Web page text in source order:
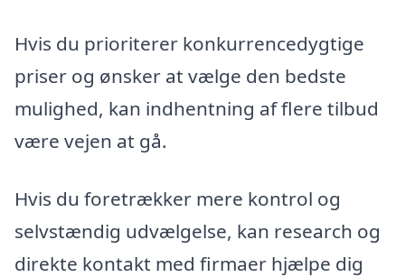
Hvis du prioriterer konkurrencedygtige
priser og ønsker at vælge den bedste
mulighed, kan indhentning af flere tilbud
være vejen at gå.
Hvis du foretrækker mere kontrol og
selvstændig udvælgelse, kan research og
direkte kontakt med firmaer hjælpe dig